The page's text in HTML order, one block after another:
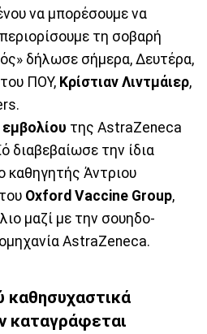
να μπορέσουμε να
τη σοβαρή
δήλωσε σήμερα, Δευτέρα,
ΠΟΥ, Κρίστιαν Λιντμάιερ,
της AstraZeneca
διαβεβαίωσε την ίδια
καθηγητής Άντριου
Oxford Vaccine Group,
μαζί με την σουηδο-
AstraZeneca.
καθησυχαστικά
καταγράφεται